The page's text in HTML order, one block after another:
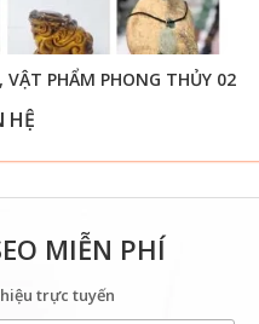
VẬT PHẨM PHONG THỦY 02
HỆ
MIỄN PHÍ
trực tuyến